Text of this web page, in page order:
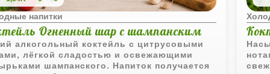
напитки
Огненный шар с шампанским
алкогольный коктейль с цитрусовыми
лёгкой сладостью и освежающими
шампанского. Напиток получается